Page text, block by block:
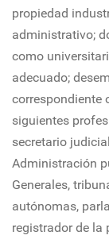
propiedad
administrativo;
como
adecuado;
correspondiente
siguientes
secretario
Administración
Generales,
autónomas,
registrador de la